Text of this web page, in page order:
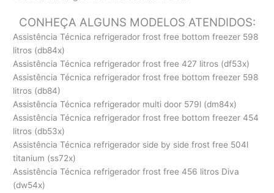
CONHEÇA ALGUNS MODELOS ATENDIDOS:
Assistência Técnica refrigerador frost free bottom freezer 598
litros (db84x)
Assistência Técnica refrigerador frost free 427 litros (df53x)
Assistência Técnica refrigerador frost free bottom freezer 598
litros (db84)
Assistência Técnica refrigerador multi door 579l (dm84x)
Assistência Técnica refrigerador frost free bottom freezer 454
litros (db53x)
Assistência Técnica refrigerador side by side frost free 504l
titanium (ss72x)
Assistência Técnica refrigerador frost free 456 litros Diva
(dw54x)